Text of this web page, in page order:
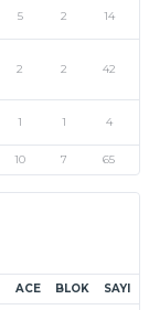
5 2 14
2 2 42
1 1 4
10 7 65
ACE BLOK SAYI